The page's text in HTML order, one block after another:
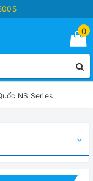
0
NS Series